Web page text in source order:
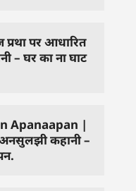
पर आधारित
– घर का ना घाट
Apanaapan |
कहानी –